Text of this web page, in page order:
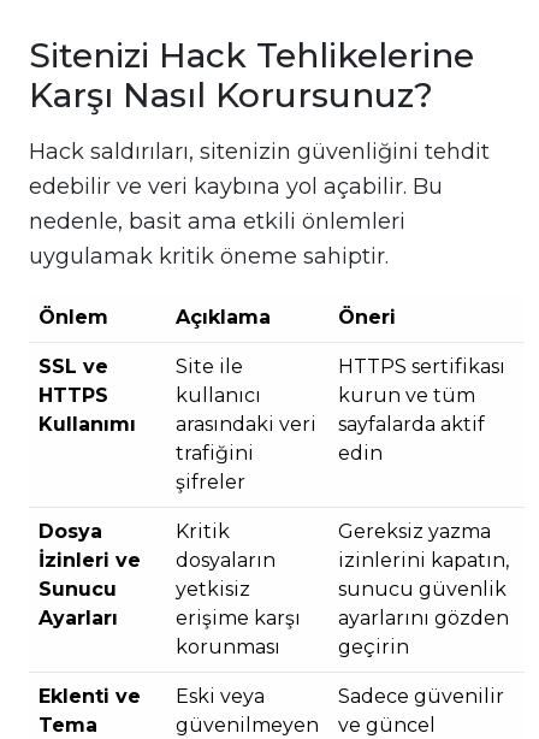
Sitenizi Hack Tehlikelerine
Karşı Nasıl Korursunuz?
Hack saldırıları, sitenizin güvenliğini tehdit
edebilir ve veri kaybına yol açabilir. Bu
nedenle, basit ama etkili önlemleri
uygulamak kritik öneme sahiptir.
Önlem Açıklama Öneri
SSL ve
HTTPS
Kullanımı
Site ile
kullanıcı
arasındaki veri
trafiğini
şifreler
HTTPS sertifikası
kurun ve tüm
sayfalarda aktif
edin
Dosya
İzinleri ve
Sunucu
Ayarları
Kritik
dosyaların
yetkisiz
erişime karşı
korunması
Gereksiz yazma
izinlerini kapatın,
sunucu güvenlik
ayarlarını gözden
geçirin
Eklenti ve
Tema
Eski veya
güvenilmeyen
Sadece güvenilir
ve güncel